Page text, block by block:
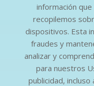
información
recopilemos
dispositivos. Esta
fraudes y
analizar y
para nuestros
publicidad,